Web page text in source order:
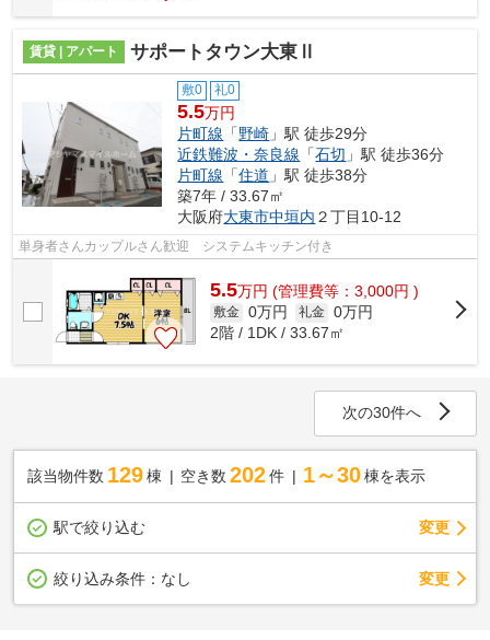
賃貸 | アパート サポートタウン大東Ⅱ
敷0 礼0
5.5万円
片町線 「野崎 」駅 徒歩29分
近鉄難波・奈良線 「石切 」駅 徒歩36分
片町線 「住道 」駅 徒歩38分
築7年 / 33.67㎡
大阪府大東市中垣内 ２丁目10-12
単身者さんカップルさん歓迎 システムキッチン付き
5.5万円 (管理費等：3,000円 )
敷金 0万円 礼金 0万円
2階 / 1DK / 33.67㎡
次の30件へ
該当物件数 129棟 空き数 202 件 1～30 棟を表示
駅で絞り込む 変更
絞り込み条件： なし 変更